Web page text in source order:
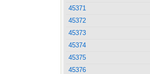
45371
45372
45373
45374
45375
45376